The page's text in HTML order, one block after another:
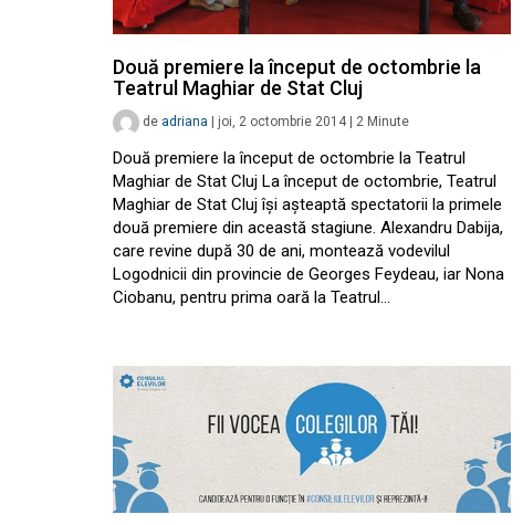
Două premiere la început de octombrie la
Teatrul Maghiar de Stat Cluj
de adriana joi, 2 octombrie 2014 2 Minute
Două premiere la început de octombrie la Teatrul
Maghiar de Stat Cluj La început de octombrie, Teatrul
Maghiar de Stat Cluj îşi aşteaptă spectatorii la primele
două premiere din această stagiune. Alexandru Dabija,
care revine după 30 de ani, montează vodevilul
Logodnicii din provincie de Georges Feydeau, iar Nona
Ciobanu, pentru prima oară la Teatrul…